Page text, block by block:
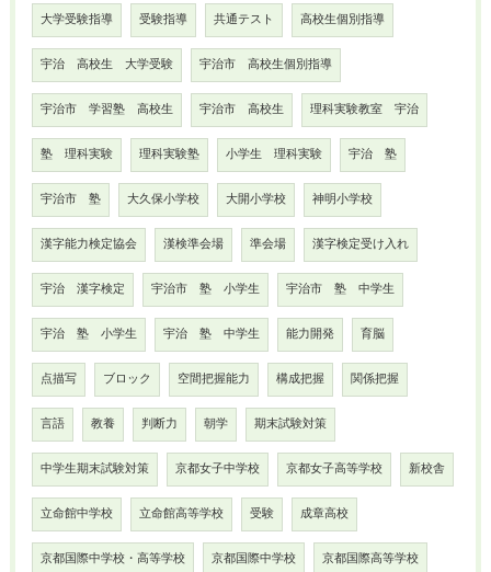
大学受験指導 受験指導 共通テスト 高校生個別指導
宇治 高校生 大学受験 宇治市 高校生個別指導
宇治市 学習塾 高校生 宇治市 高校生 理科実験教室 宇治
塾 理科実験 理科実験塾 小学生 理科実験 宇治 塾
宇治市 塾 大久保小学校 大開小学校 神明小学校
漢字能力検定協会 漢検準会場 準会場 漢字検定受け入れ
宇治 漢字検定 宇治市 塾 小学生 宇治市 塾 中学生
宇治 塾 小学生 宇治 塾 中学生 能力開発 育脳
点描写 ブロック 空間把握能力 構成把握 関係把握
言語 教養 判断力 朝学 期末試験対策
中学生期末試験対策 京都女子中学校 京都女子高等学校 新校舎
立命館中学校 立命館高等学校 受験 成章高校
京都国際中学校・高等学校 京都国際中学校 京都国際高等学校